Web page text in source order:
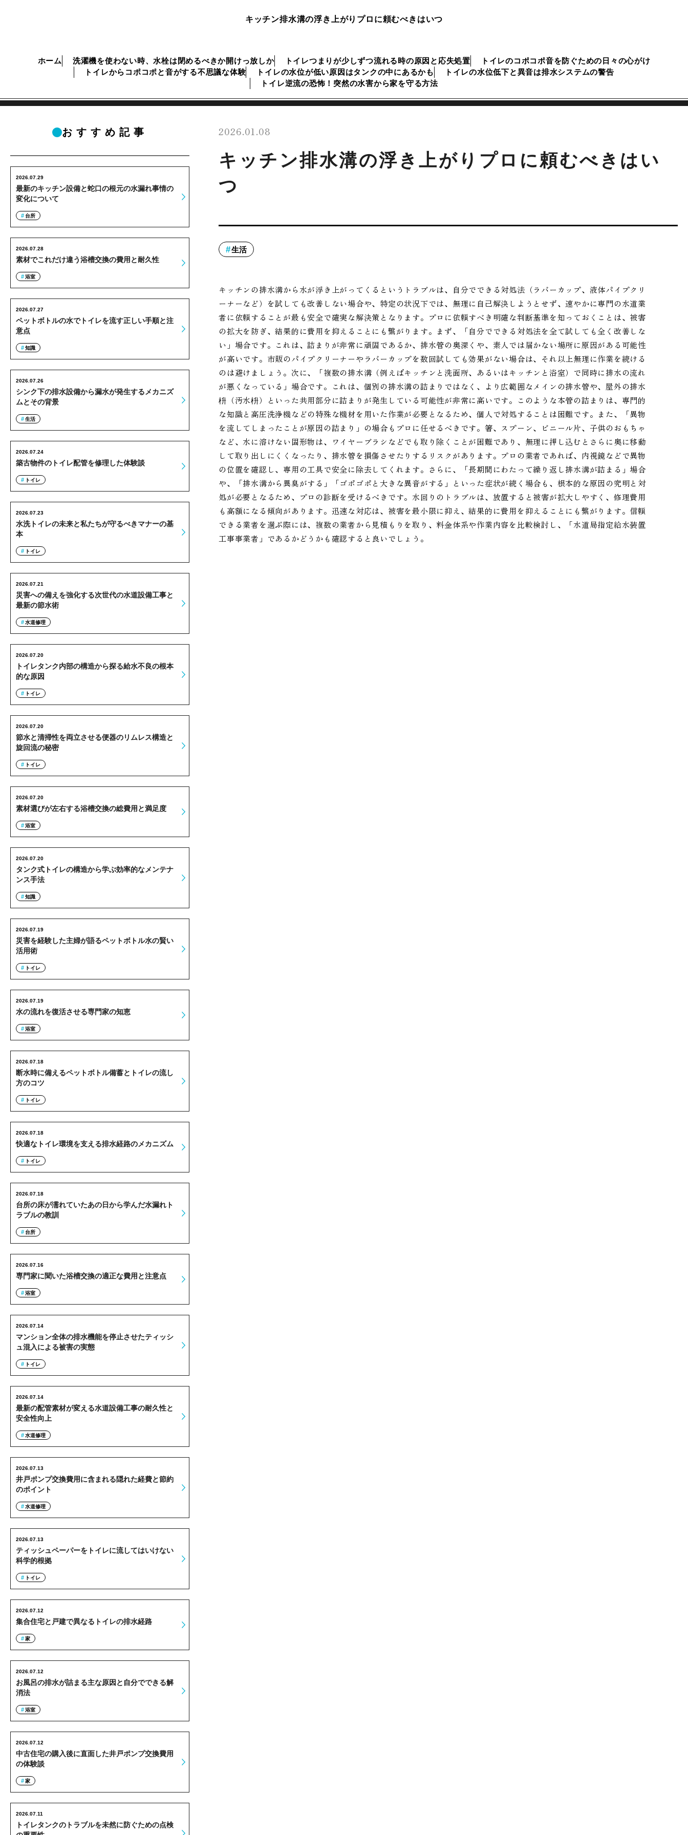
キッチン排水溝の浮き上がりプロに頼むべきはいつ
ホーム 洗濯機を使わない時、水栓は閉めるべきか開けっ放しか トイレつまりが少しずつ流れる時の原因と応失処置
トイレのコポコポ音を防ぐための日々の心がけ
トイレからコポコポと音がする不思議な体験
トイレの水位が低い原因はタンクの中にあるかも
トイレの水位低下と異音は排水システムの警告
トイレ逆流の恐怖！突然の水害から家を守る方法
2026.01.08
キッチン排水溝の浮き上がりプロに頼むべきはい
つ
生活
キッチンの排水溝から水が浮き上がってくるというトラブルは、自分でできる対処法（ラバーカップ、液体パイプクリ
ーナーなど）を試しても改善しない場合や、特定の状況下では、無理に自己解決しようとせず、速やかに専門の水道業
者に依頼することが最も安全で確実な解決策となります。プロに依頼すべき明確な判断基準を知っておくことは、被害
の拡大を防ぎ、結果的に費用を抑えることにも繋がります。まず、「自分でできる対処法を全て試しても全く改善しな
い」場合です。これは、詰まりが非常に頑固であるか、排水管の奥深くや、素人では届かない場所に原因がある可能性
が高いです。市販のパイプクリーナーやラバーカップを数回試しても効果がない場合は、それ以上無理に作業を続ける
のは避けましょう。次に、「複数の排水溝（例えばキッチンと洗面所、あるいはキッチンと浴室）で同時に排水の流れ
が悪くなっている」場合です。これは、個別の排水溝の詰まりではなく、より広範囲なメインの排水管や、屋外の排水
枡（汚水枡）といった共用部分に詰まりが発生している可能性が非常に高いです。このような本管の詰まりは、専門的
な知識と高圧洗浄機などの特殊な機材を用いた作業が必要となるため、個人で対処することは困難です。また、「異物
を流してしまったことが原因の詰まり」の場合もプロに任せるべきです。箸、スプーン、ビニール片、子供のおもちゃ
など、水に溶けない固形物は、ワイヤーブラシなどでも取り除くことが困難であり、無理に押し込むとさらに奥に移動
して取り出しにくくなったり、排水管を損傷させたりするリスクがあります。プロの業者であれば、内視鏡などで異物
の位置を確認し、専用の工具で安全に除去してくれます。さらに、「長期間にわたって繰り返し排水溝が詰まる」場合
や、「排水溝から異臭がする」「ゴポゴポと大きな異音がする」といった症状が続く場合も、根本的な原因の究明と対
処が必要となるため、プロの診断を受けるべきです。水回りのトラブルは、放置すると被害が拡大しやすく、修理費用
も高額になる傾向があります。迅速な対応は、被害を最小限に抑え、結果的に費用を抑えることにも繋がります。信頼
できる業者を選ぶ際には、複数の業者から見積もりを取り、料金体系や作業内容を比較検討し、「水道局指定給水装置
工事事業者」であるかどうかも確認すると良いでしょう。
おすすめ記事
最新のキッチン設備と蛇口の根元の水漏れ事情の
変化について
2026.07.29
台所
素材でこれだけ違う浴槽交換の費用と耐久性
2026.07.28
浴室
ペットボトルの水でトイレを流す正しい手順と注
意点
2026.07.27
知識
シンク下の排水設備から漏水が発生するメカニズ
ムとその背景
2026.07.26
生活
築古物件のトイレ配管を修理した体験談
2026.07.24
トイレ
水洗トイレの未来と私たちが守るべきマナーの基
本
2026.07.23
トイレ
災害への備えを強化する次世代の水道設備工事と
最新の節水術
2026.07.21
水道修理
トイレタンク内部の構造から探る給水不良の根本
的な原因
2026.07.20
トイレ
節水と清掃性を両立させる便器のリムレス構造と
旋回流の秘密
2026.07.20
トイレ
素材選びが左右する浴槽交換の総費用と満足度
2026.07.20
浴室
タンク式トイレの構造から学ぶ効率的なメンテナ
ンス手法
2026.07.20
知識
災害を経験した主婦が語るペットボトル水の賢い
活用術
2026.07.19
トイレ
水の流れを復活させる専門家の知恵
2026.07.19
浴室
断水時に備えるペットボトル備蓄とトイレの流し
方のコツ
2026.07.18
トイレ
快適なトイレ環境を支える排水経路のメカニズム
2026.07.18
トイレ
台所の床が濡れていたあの日から学んだ水漏れト
ラブルの教訓
2026.07.18
台所
専門家に聞いた浴槽交換の適正な費用と注意点
2026.07.16
浴室
マンション全体の排水機能を停止させたティッシ
ュ混入による被害の実態
2026.07.14
トイレ
最新の配管素材が変える水道設備工事の耐久性と
安全性向上
2026.07.14
水道修理
井戸ポンプ交換費用に含まれる隠れた経費と節約
のポイント
2026.07.13
水道修理
ティッシュペーパーをトイレに流してはいけない
科学的根拠
2026.07.13
トイレ
集合住宅と戸建で異なるトイレの排水経路
2026.07.12
家
お風呂の排水が詰まる主な原因と自分でできる解
消法
2026.07.12
浴室
中古住宅の購入後に直面した井戸ポンプ交換費用
の体験談
2026.07.12
家
トイレタンクのトラブルを未然に防ぐための点検
2026.07.11